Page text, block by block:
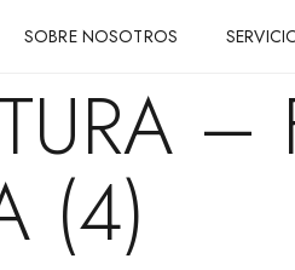
SOBRE NOSOTROS
–
(4)